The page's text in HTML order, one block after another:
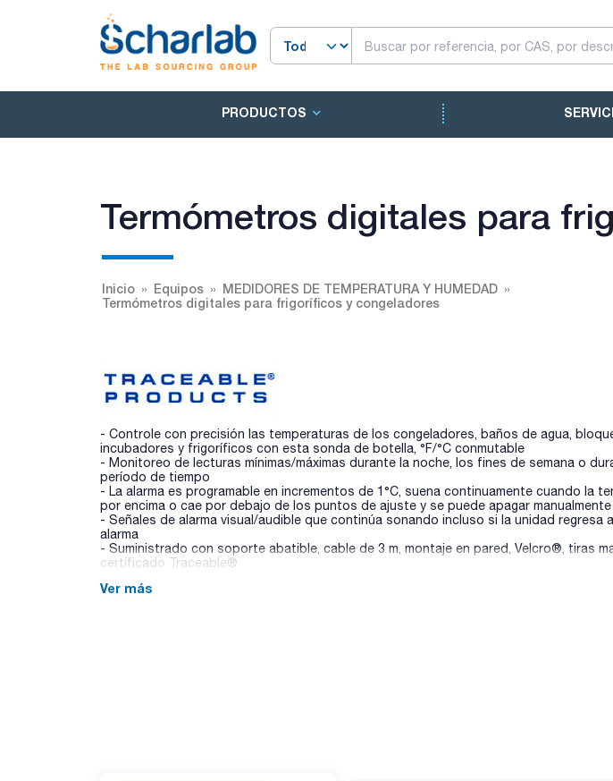
PRODUCTOS
Termómetros digitales para
Inicio Equipos
MEDIDORES DE TEMPERATURA Y HUMEDAD
Termómetros digitales para frigoríficos y congeladores
- Controle con precisión las temperaturas de los congeladores, baños de agua,
incubadores y frigoríficos con esta sonda de botella, °F/°C conmutable
- Monitoreo de lecturas mínimas/máximas durante la noche, los fines de semana o
período de tiempo
- La alarma es programable en incrementos de 1°C, suena continuamente cuando la
por encima o cae por debajo de los puntos de ajuste y se puede apagar manualmente
- Señales de alarma visual/audible que continúa sonando incluso si la unidad regresa
alarma
- Suministrado con soporte abatible, cable de 3 m, montaje en pared, Velcro®, tiras
certificado Traceable®
Ver más